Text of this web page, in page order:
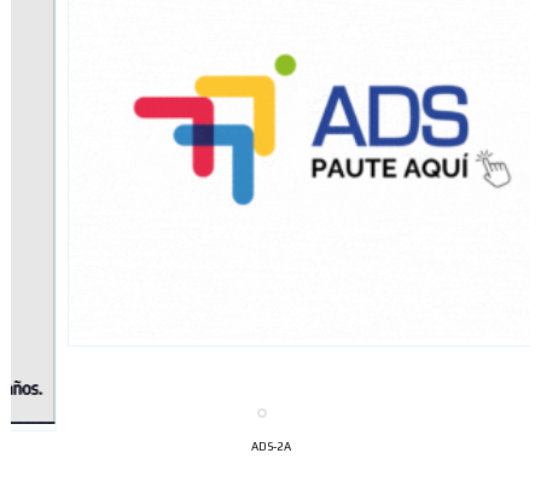
ADS-2A